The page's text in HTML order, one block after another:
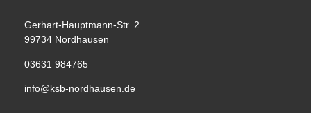
Gerhart-Hauptmann-Str. 2
99734 Nordhausen
03631 984765
info@ksb-nordhausen.de